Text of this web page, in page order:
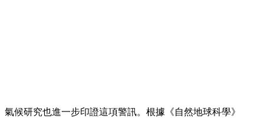
氣候研究也進一步印證這項警訊。根據《自然地球科學》